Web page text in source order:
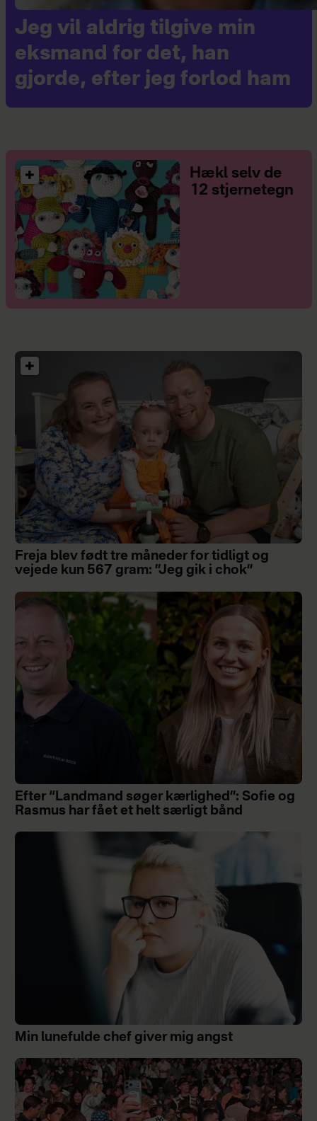
Jeg vil aldrig tilgive min
eksmand for det, han
gjorde, efter jeg forlod ham
Hækl selv de
12 stjernetegn
Freja blev født tre måneder for tidligt og
vejede kun 567 gram: ”Jeg gik i chok”
Efter “Landmand søger kærlighed”: Sofie og
Rasmus har fået et helt særligt bånd
Min lunefulde chef giver mig angst